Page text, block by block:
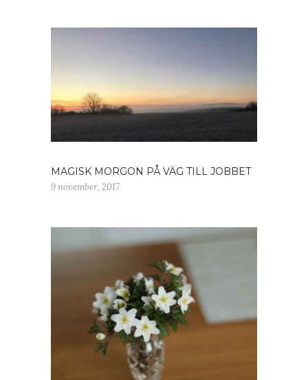
MAGISK MORGON PÅ VÄG TILL JOBBET
9 november, 2017